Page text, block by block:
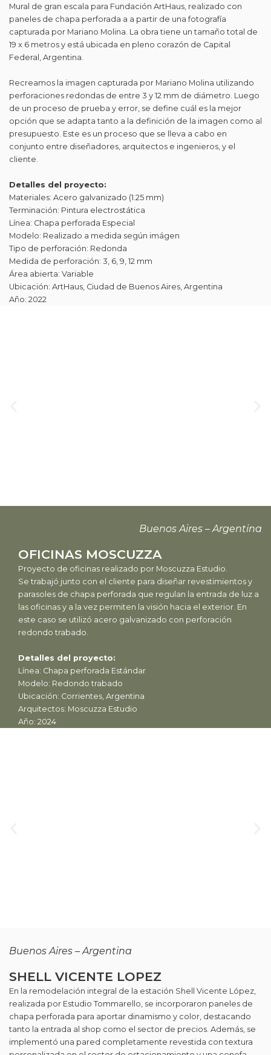
Mural de gran escala para Fundación ArtHaus, realizado con
paneles de chapa perforada a a partir de una fotografía
capturada por Mariano Molina. La obra tiene un tamaño total de
19 x 6 metros y está ubicada en pleno corazón de Capital
Federal, Argentina.
Recreamos la imagen capturada por Mariano Molina utilizando
perforaciones redondas de entre 3 y 12 mm de diámetro. Luego
de un proceso de prueba y error, se define cuál es la mejor
opción que se adapta tanto a la definición de la imagen como al
presupuesto. Este es un proceso que se lleva a cabo en
conjunto entre diseñadores, arquitectos e ingenieros, y el
cliente.
Detalles del proyecto:
Materiales: Acero galvanizado (1.25 mm)
Terminación: Pintura electrostática
Línea: Chapa perforada Especial
Modelo: Realizado a medida según imágen
Tipo de perforación: Redonda
Medida de perforación: 3, 6, 9, 12 mm
Área abierta: Variable
Ubicación: ArtHaus, Ciudad de Buenos Aires, Argentina
Año: 2022
Buenos Aires – Argentina
OFICINAS MOSCUZZA
Proyecto de oficinas realizado por Moscuzza Estudio.
Se trabajó junto con el cliente para diseñar revestimientos y
parasoles de chapa perforada que regulan la entrada de luz a
las oficinas y a la vez permiten la visión hacia el exterior. En
este caso se utilizó acero galvanizado con perforación
redondo trabado.
Detalles del proyecto:
Línea: Chapa perforada Estándar
Modelo: Redondo trabado
Ubicación: Corrientes, Argentina
Arquitectos: Moscuzza Estudio
Año: 2024
Buenos Aires – Argentina
SHELL VICENTE LOPEZ
En la remodelación integral de la estación Shell Vicente López,
realizada por Estudio Tommarello, se incorporaron paneles de
chapa perforada para aportar dinamismo y color, destacando
tanto la entrada al shop como el sector de precios. Además, se
implementó una pared completamente revestida con textura